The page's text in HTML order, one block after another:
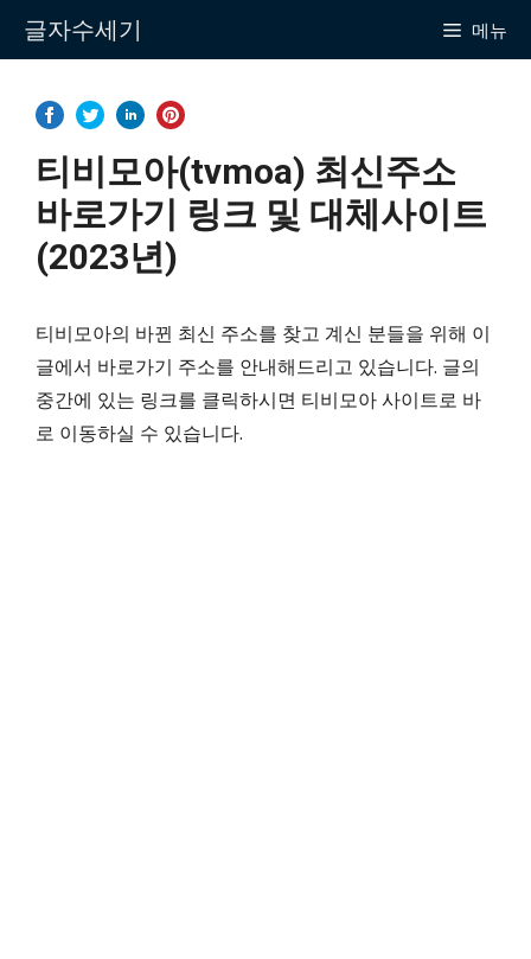
Skip글자수세기 메뉴
티비모아(tvmoa) 최신주소
바로가기 링크 및 대체사이트
(2023년)
티비모아의 바뀐 최신 주소를 찾고 계신 분들을 위해 이
글에서 바로가기 주소를 안내해드리고 있습니다. 글의
중간에 있는 링크를 클릭하시면 티비모아 사이트로 바
로 이동하실 수 있습니다.